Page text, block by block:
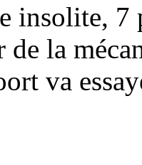
insolite, 7
de la
va